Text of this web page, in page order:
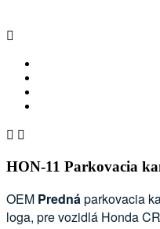

 
HON-11 Parkovacia
OEM Prednáparkovacia
loga, pre vozidlá Honda